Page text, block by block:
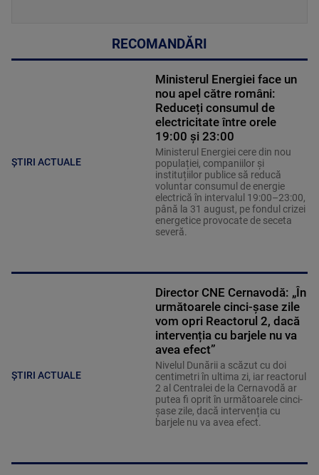
RECOMANDĂRI
ȘTIRI ACTUALE
Ministerul Energiei face un
nou apel către români:
Reduceți consumul de
electricitate între orele
19:00 și 23:00
Ministerul Energiei cere din nou
populației, companiilor și
instituțiilor publice să reducă
voluntar consumul de energie
electrică în intervalul 19:00–23:00,
până la 31 august, pe fondul crizei
energetice provocate de seceta
severă.
ȘTIRI ACTUALE
Director CNE Cernavodă: „În
următoarele cinci-șase zile
vom opri Reactorul 2, dacă
intervenția cu barjele nu va
avea efect”
Nivelul Dunării a scăzut cu doi
centimetri în ultima zi, iar reactorul
2 al Centralei de la Cernavodă ar
putea fi oprit în următoarele cinci-
șase zile, dacă intervenția cu
barjele nu va avea efect.